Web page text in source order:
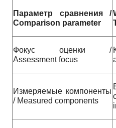
Параметр сравнения /
Comparison parameter
Фокус оценки /
Assessment focus
Измеряемые компоненты
/ Measured components